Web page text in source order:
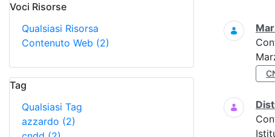
Voci Risorse
Qualsiasi Risorsa
Contenuto Web (2)
Tag
Qualsiasi Tag
azzardo (2)
Ricerca